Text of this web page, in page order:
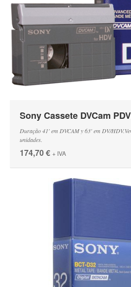
Sony Cassete DVCam
Duração 41' em DVCAM y 63' em DV/
unidades.
174,70 € + IVA